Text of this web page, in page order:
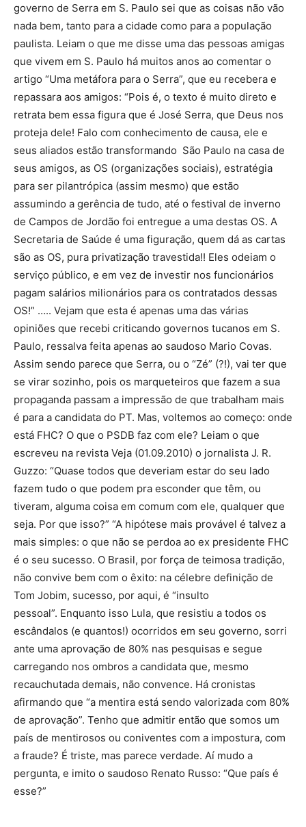
governo de Serra em S. Paulo sei que as coisas não vão
nada bem, tanto para a cidade como para a população
paulista. Leiam o que me disse uma das pessoas amigas
que vivem em S. Paulo há muitos anos ao comentar o
artigo “Uma metáfora para o Serra”, que eu recebera e
repassara aos amigos: “Pois é, o texto é muito direto e
retrata bem essa figura que é José Serra, que Deus nos
proteja dele! Falo com conhecimento de causa, ele e
seus aliados estão transformando São Paulo na casa de
seus amigos, as OS (organizações sociais), estratégia
para ser pilantrópica (assim mesmo) que estão
assumindo a gerência de tudo, até o festival de inverno
de Campos de Jordão foi entregue a uma destas OS. A
Secretaria de Saúde é uma figuração, quem dá as cartas
são as OS, pura privatização travestida!! Eles odeiam o
serviço público, e em vez de investir nos funcionários
pagam salários milionários para os contratados dessas
OS!” ….. Vejam que esta é apenas uma das várias
opiniões que recebi criticando governos tucanos em S.
Paulo, ressalva feita apenas ao saudoso Mario Covas.
Assim sendo parece que Serra, ou o “Zé” (?!), vai ter que
se virar sozinho, pois os marqueteiros que fazem a sua
propaganda passam a impressão de que trabalham mais
é para a candidata do PT. Mas, voltemos ao começo: onde
está FHC? O que o PSDB faz com ele? Leiam o que
escreveu na revista Veja (01.09.2010) o jornalista J. R.
Guzzo: “Quase todos que deveriam estar do seu lado
fazem tudo o que podem pra esconder que têm, ou
tiveram, alguma coisa em comum com ele, qualquer que
seja. Por que isso?” “A hipótese mais provável é talvez a
mais simples: o que não se perdoa ao ex presidente FHC
é o seu sucesso. O Brasil, por força de teimosa tradição,
não convive bem com o êxito: na célebre definição de
Tom Jobim, sucesso, por aqui, é “insulto
pessoal”. Enquanto isso Lula, que resistiu a todos os
escândalos (e quantos!) ocorridos em seu governo, sorri
ante uma aprovação de 80% nas pesquisas e segue
carregando nos ombros a candidata que, mesmo
recauchutada demais, não convence. Há cronistas
afirmando que “a mentira está sendo valorizada com 80%
de aprovação”. Tenho que admitir então que somos um
país de mentirosos ou coniventes com a impostura, com
a fraude? É triste, mas parece verdade. Aí mudo a
pergunta, e imito o saudoso Renato Russo: “Que país é
esse?”